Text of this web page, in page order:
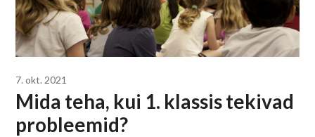
7. okt. 2021
Mida teha, kui 1. klassis tekivad
probleemid?